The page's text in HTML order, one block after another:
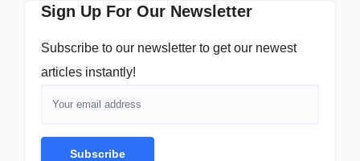
Sign Up For Our Newsletter
Subscribe to our newsletter to get our newest
articles instantly!
Subscribe